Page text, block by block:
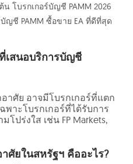
โบรกเกอร์บัญชี PAMM 2026
บัญชี PAMM ซื้อขาย EA ที่ดีที่สุด
เสนอบริการบัญชี
ศัย อาจมีโบรกเกอร์ที่แตก
พาะโบรกเกอร์ที่ได้รับการ
ปร่งใส เช่น FP Markets,
ศัยในสหรัฐฯ คืออะไร?